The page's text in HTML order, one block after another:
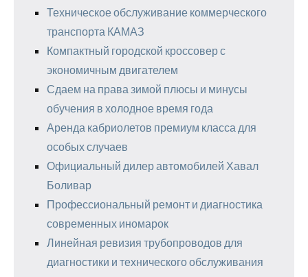
Техническое обслуживание коммерческого
транспорта КАМАЗ
Компактный городской кроссовер с
экономичным двигателем
Сдаем на права зимой плюсы и минусы
обучения в холодное время года
Аренда кабриолетов премиум класса для
особых случаев
Официальный дилер автомобилей Хавал
Боливар
Профессиональный ремонт и диагностика
современных иномарок
Линейная ревизия трубопроводов для
диагностики и технического обслуживания